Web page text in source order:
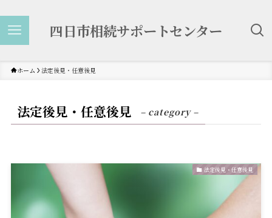
四日市相続サポートセンター
ホーム 法定後見・任意後見
法定後見・任意後見 – category –
法定後見・任意後見